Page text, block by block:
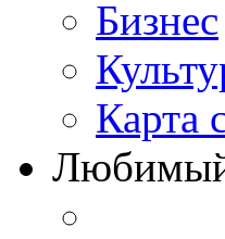
Бизнеc
Карта